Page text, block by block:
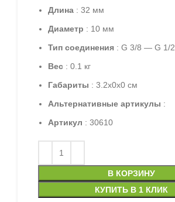
Длина : 32 мм
Диаметр : 10 мм
Тип соединения : G 3/8 — G 1/2
Вес : 0.1 кг
Габариты : 3.2x0x0 см
Альтернативные артикулы :
Артикул : 30610
В КОРЗИНУ
КУПИТЬ В 1 КЛИК